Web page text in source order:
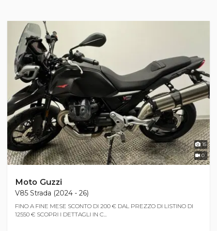
15
0
Moto Guzzi
V85 Strada (2024 - 26)
FINO A FINE MESE SCONTO DI 200 € DAL PREZZO DI LISTINO DI
12550 € SCOPRI I DETTAGLI IN C...